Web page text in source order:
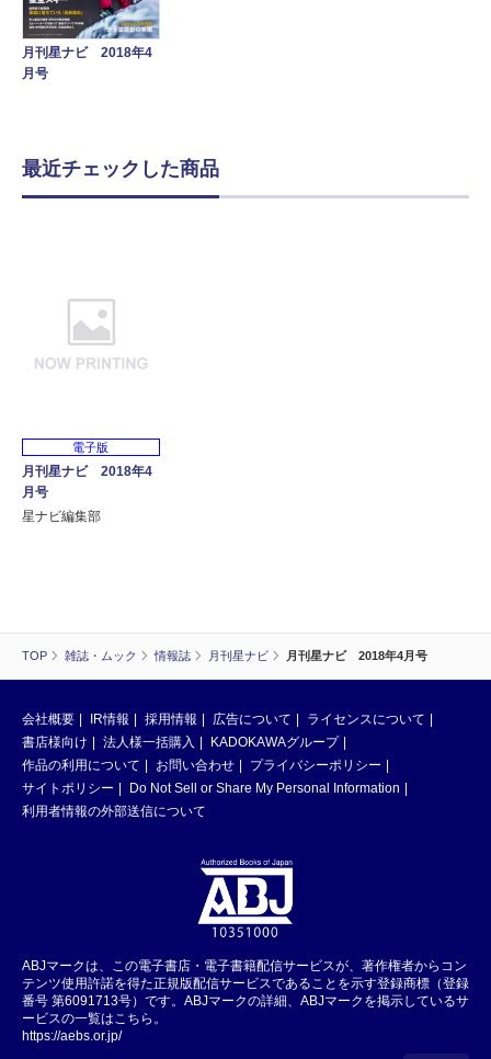
TOP 雑誌・ムック 情報誌 月刊星ナビ 月刊星ナビ 2018年4月号
月刊星ナビ 2018年4
月号
最近チェックした商品
電子版
月刊星ナビ 2018年4
月号
星ナビ編集部
会社概要 IR情報 採用情報 広告について
ライセンスについて
書店様向け
法人様一括購入
KADOKAWAグループ
作品の利用について
お問い合わせ
プライバシーポリシー
サイトポリシー
Do Not Sell or Share My Personal Information
利用者情報の外部送信について
ABJマークは、この電子書店・電子書籍配信サービスが、著作権者からコン
テンツ使用許諾を得た正規版配信サービスであることを示す登録商標（登録
番号 第6091713号）です。ABJマークの詳細、ABJマークを掲示しているサ
ービスの一覧はこちら。
https://aebs.or.jp/